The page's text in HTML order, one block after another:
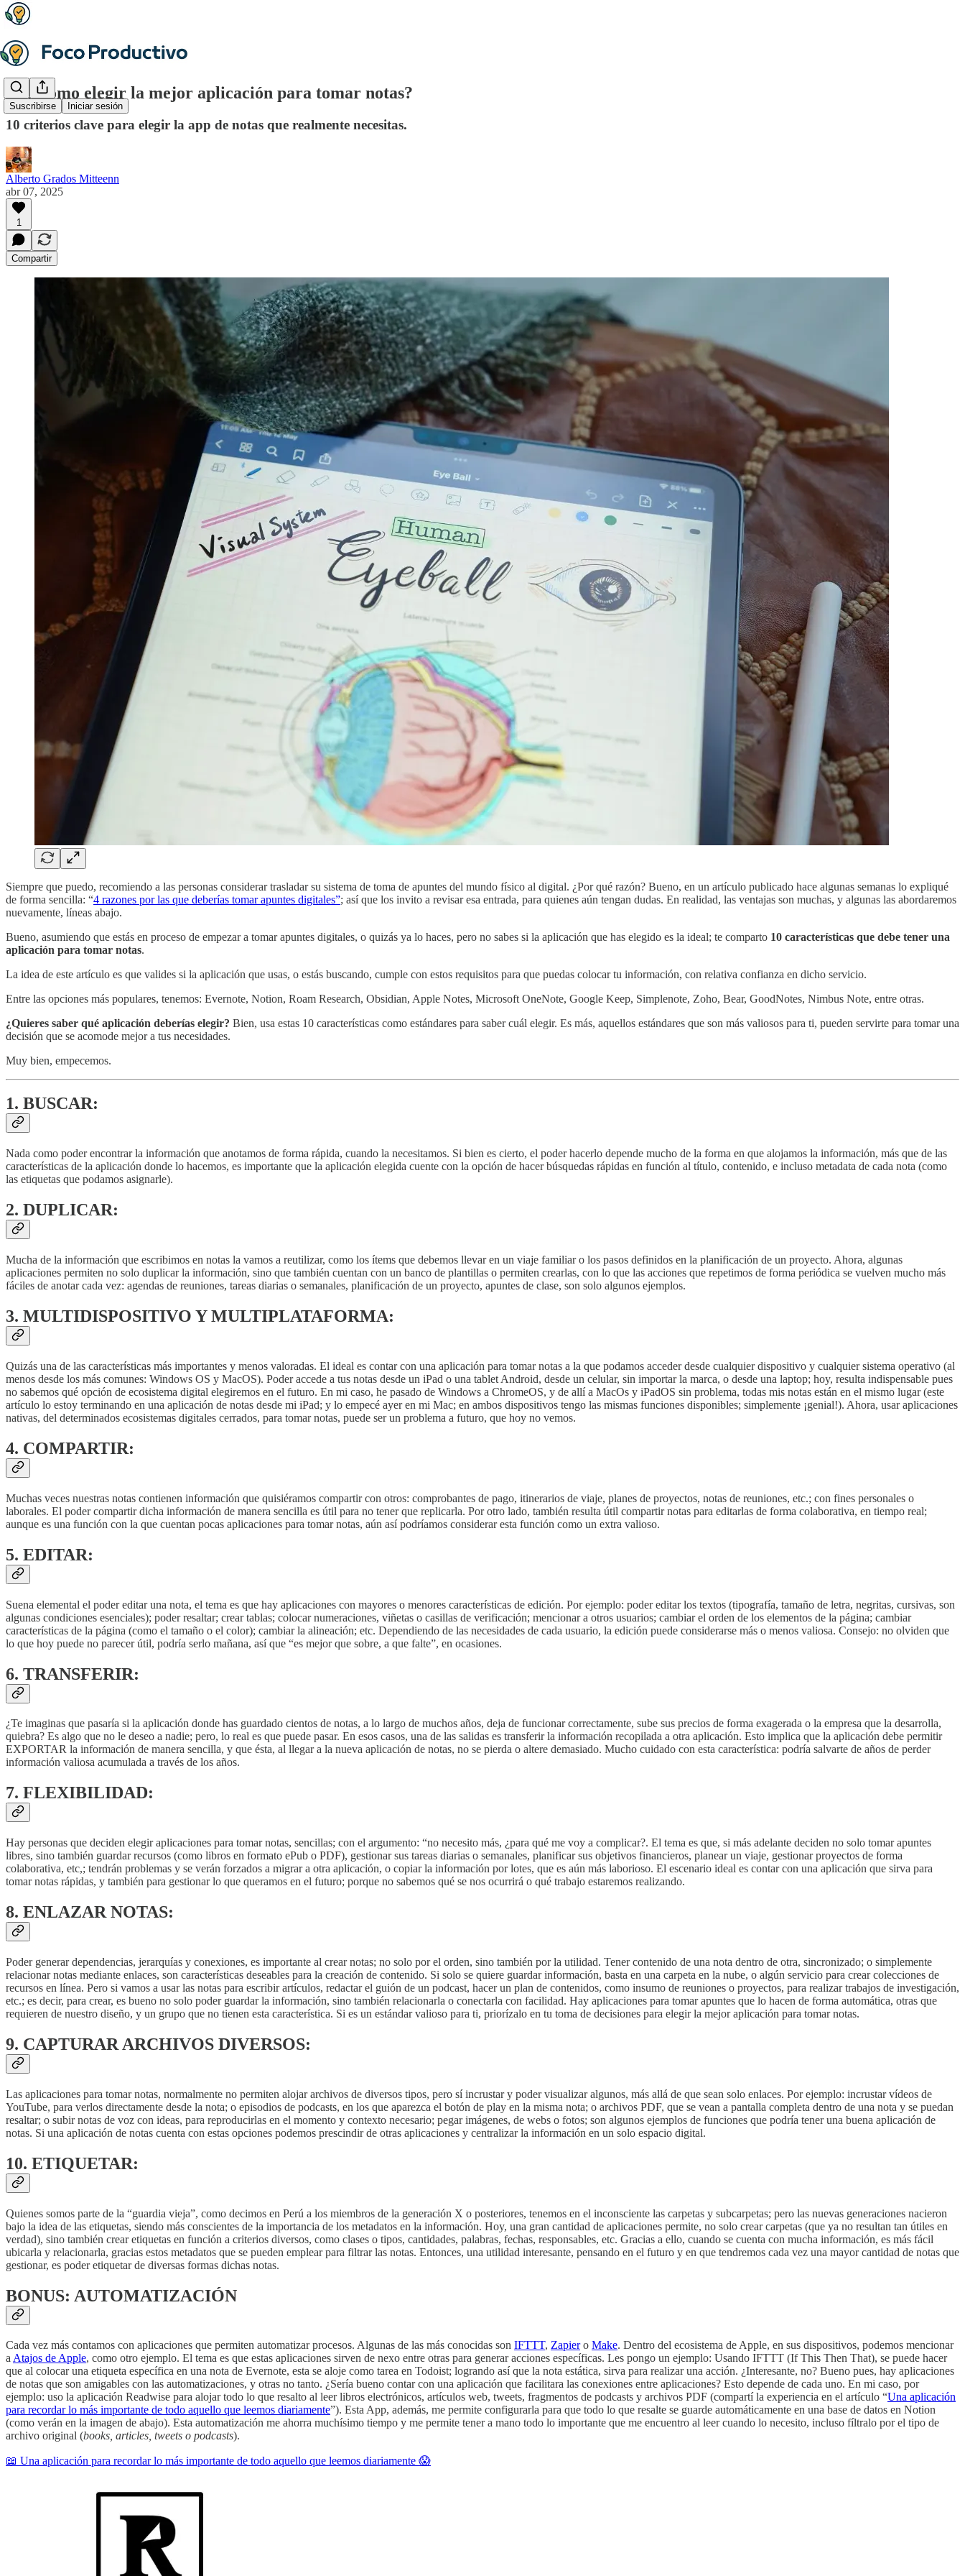
Suscribirse Iniciar sesión
📝 ¿Cómo elegir la mejor aplicación para tomar notas?
10 criterios clave para elegir la app de notas que realmente necesitas.
Alberto Grados Mitteenn
abr 07, 2025
1
Compartir
Siempre que puedo, recomiendo a las personas considerar trasladar su sistema de toma de apuntes del mundo físico al digital. ¿Por qué razón? Bueno, en un artículo publicado hace algunas semanas lo expliqué
de forma sencilla: “4 razones por las que deberías tomar apuntes digitales”; así que los invito a revisar esa entrada, para quienes aún tengan dudas. En realidad, las ventajas son muchas, y algunas las abordaremos
nuevamente, líneas abajo.
Bueno, asumiendo que estás en proceso de empezar a tomar apuntes digitales, o quizás ya lo haces, pero no sabes si la aplicación que has elegido es la ideal; te comparto 10 características que debe tener una
aplicación para tomar notas.
La idea de este artículo es que valides si la aplicación que usas, o estás buscando, cumple con estos requisitos para que puedas colocar tu información, con relativa confianza en dicho servicio.
Entre las opciones más populares, tenemos: Evernote, Notion, Roam Research, Obsidian, Apple Notes, Microsoft OneNote, Google Keep, Simplenote, Zoho, Bear, GoodNotes, Nimbus Note, entre otras.
¿Quieres saber qué aplicación deberías elegir? Bien, usa estas 10 características como estándares para saber cuál elegir. Es más, aquellos estándares que son más valiosos para ti, pueden servirte para tomar una
decisión que se acomode mejor a tus necesidades.
Muy bien, empecemos.
1. BUSCAR:
Nada como poder encontrar la información que anotamos de forma rápida, cuando la necesitamos. Si bien es cierto, el poder hacerlo depende mucho de la forma en que alojamos la información, más que de las
características de la aplicación donde lo hacemos, es importante que la aplicación elegida cuente con la opción de hacer búsquedas rápidas en función al título, contenido, e incluso metadata de cada nota (como
las etiquetas que podamos asignarle).
2. DUPLICAR:
Mucha de la información que escribimos en notas la vamos a reutilizar, como los ítems que debemos llevar en un viaje familiar o los pasos definidos en la planificación de un proyecto. Ahora, algunas
aplicaciones permiten no solo duplicar la información, sino que también cuentan con un banco de plantillas o permiten crearlas, con lo que las acciones que repetimos de forma periódica se vuelven mucho más
fáciles de anotar cada vez: agendas de reuniones, tareas diarias o semanales, planificación de un proyecto, apuntes de clase, son solo algunos ejemplos.
3. MULTIDISPOSITIVO Y MULTIPLATAFORMA:
Quizás una de las características más importantes y menos valoradas. El ideal es contar con una aplicación para tomar notas a la que podamos acceder desde cualquier dispositivo y cualquier sistema operativo (al
menos desde los más comunes: Windows OS y MacOS). Poder accede a tus notas desde un iPad o una tablet Android, desde un celular, sin importar la marca, o desde una laptop; hoy, resulta indispensable pues
no sabemos qué opción de ecosistema digital elegiremos en el futuro. En mi caso, he pasado de Windows a ChromeOS, y de allí a MacOs y iPadOS sin problema, todas mis notas están en el mismo lugar (este
artículo lo estoy terminando en una aplicación de notas desde mi iPad; y lo empecé ayer en mi Mac; en ambos dispositivos tengo las mismas funciones disponibles; simplemente ¡genial!). Ahora, usar aplicaciones
nativas, del determinados ecosistemas digitales cerrados, para tomar notas, puede ser un problema a futuro, que hoy no vemos.
4. COMPARTIR:
Muchas veces nuestras notas contienen información que quisiéramos compartir con otros: comprobantes de pago, itinerarios de viaje, planes de proyectos, notas de reuniones, etc.; con fines personales o
laborales. El poder compartir dicha información de manera sencilla es útil para no tener que replicarla. Por otro lado, también resulta útil compartir notas para editarlas de forma colaborativa, en tiempo real;
aunque es una función con la que cuentan pocas aplicaciones para tomar notas, aún así podríamos considerar esta función como un extra valioso.
5. EDITAR:
Suena elemental el poder editar una nota, el tema es que hay aplicaciones con mayores o menores características de edición. Por ejemplo: poder editar los textos (tipografía, tamaño de letra, negritas, cursivas, son
algunas condiciones esenciales); poder resaltar; crear tablas; colocar numeraciones, viñetas o casillas de verificación; mencionar a otros usuarios; cambiar el orden de los elementos de la página; cambiar
características de la página (como el tamaño o el color); cambiar la alineación; etc. Dependiendo de las necesidades de cada usuario, la edición puede considerarse más o menos valiosa. Consejo: no olviden que
lo que hoy puede no parecer útil, podría serlo mañana, así que “es mejor que sobre, a que falte”, en ocasiones.
6. TRANSFERIR:
¿Te imaginas que pasaría si la aplicación donde has guardado cientos de notas, a lo largo de muchos años, deja de funcionar correctamente, sube sus precios de forma exagerada o la empresa que la desarrolla,
quiebra? Es algo que no le deseo a nadie; pero, lo real es que puede pasar. En esos casos, una de las salidas es transferir la información recopilada a otra aplicación. Esto implica que la aplicación debe permitir
EXPORTAR la información de manera sencilla, y que ésta, al llegar a la nueva aplicación de notas, no se pierda o altere demasiado. Mucho cuidado con esta característica: podría salvarte de años de perder
información valiosa acumulada a través de los años.
7. FLEXIBILIDAD:
Hay personas que deciden elegir aplicaciones para tomar notas, sencillas; con el argumento: “no necesito más, ¿para qué me voy a complicar?. El tema es que, si más adelante deciden no solo tomar apuntes
libres, sino también guardar recursos (como libros en formato ePub o PDF), gestionar sus tareas diarias o semanales, planificar sus objetivos financieros, planear un viaje, gestionar proyectos de forma
colaborativa, etc,; tendrán problemas y se verán forzados a migrar a otra aplicación, o copiar la información por lotes, que es aún más laborioso. El escenario ideal es contar con una aplicación que sirva para
tomar notas rápidas, y también para gestionar lo que queramos en el futuro; porque no sabemos qué se nos ocurrirá o qué trabajo estaremos realizando.
8. ENLAZAR NOTAS:
Poder generar dependencias, jerarquías y conexiones, es importante al crear notas; no solo por el orden, sino también por la utilidad. Tener contenido de una nota dentro de otra, sincronizado; o simplemente
relacionar notas mediante enlaces, son características deseables para la creación de contenido. Si solo se quiere guardar información, basta en una carpeta en la nube, o algún servicio para crear colecciones de
recursos en línea. Pero si vamos a usar las notas para escribir artículos, redactar el guión de un podcast, hacer un plan de contenidos, como insumo de reuniones o proyectos, para realizar trabajos de investigación,
etc.; es decir, para crear, es bueno no solo poder guardar la información, sino también relacionarla o conectarla con facilidad. Hay aplicaciones para tomar apuntes que lo hacen de forma automática, otras que
requieren de nuestro diseño, y un grupo que no tienen esta característica. Si es un estándar valioso para ti, priorízalo en tu toma de decisiones para elegir la mejor aplicación para tomar notas.
9. CAPTURAR ARCHIVOS DIVERSOS:
Las aplicaciones para tomar notas, normalmente no permiten alojar archivos de diversos tipos, pero sí incrustar y poder visualizar algunos, más allá de que sean solo enlaces. Por ejemplo: incrustar vídeos de
YouTube, para verlos directamente desde la nota; o episodios de podcasts, en los que aparezca el botón de play en la misma nota; o archivos PDF, que se vean a pantalla completa dentro de una nota y se puedan
resaltar; o subir notas de voz con ideas, para reproducirlas en el momento y contexto necesario; pegar imágenes, de webs o fotos; son algunos ejemplos de funciones que podría tener una buena aplicación de
notas. Si una aplicación de notas cuenta con estas opciones podemos prescindir de otras aplicaciones y centralizar la información en un solo espacio digital.
10. ETIQUETAR:
Quienes somos parte de la “guardia vieja”, como decimos en Perú a los miembros de la generación X o posteriores, tenemos en el inconsciente las carpetas y subcarpetas; pero las nuevas generaciones nacieron
bajo la idea de las etiquetas, siendo más conscientes de la importancia de los metadatos en la información. Hoy, una gran cantidad de aplicaciones permite, no solo crear carpetas (que ya no resultan tan útiles en
verdad), sino también crear etiquetas en función a criterios diversos, como clases o tipos, cantidades, palabras, fechas, responsables, etc. Gracias a ello, cuando se cuenta con mucha información, es más fácil
ubicarla y relacionarla, gracias estos metadatos que se pueden emplear para filtrar las notas. Entonces, una utilidad interesante, pensando en el futuro y en que tendremos cada vez una mayor cantidad de notas que
gestionar, es poder etiquetar de diversas formas dichas notas.
BONUS: AUTOMATIZACIÓN
Cada vez más contamos con aplicaciones que permiten automatizar procesos. Algunas de las más conocidas son IFTTT, Zapiero Make. Dentro del ecosistema de Apple, en sus dispositivos, podemos mencionar
aAtajos de Apple, como otro ejemplo. El tema es que estas aplicaciones sirven de nexo entre otras para generar acciones específicas. Les pongo un ejemplo: Usando IFTTT (If This Then That), se puede hacer
que al colocar una etiqueta específica en una nota de Evernote, esta se aloje como tarea en Todoist; logrando así que la nota estática, sirva para realizar una acción. ¿Interesante, no? Bueno pues, hay aplicaciones
de notas que son amigables con las automatizaciones, y otras no tanto. ¿Sería bueno contar con una aplicación que facilitara las conexiones entre aplicaciones? Esto depende de cada uno. En mi caso, por
ejemplo: uso la aplicación Readwise para alojar todo lo que resalto al leer libros electrónicos, artículos web, tweets, fragmentos de podcasts y archivos PDF (compartí la experiencia en el artículo “Una aplicación
para recordar lo más importante de todo aquello que leemos diariamente”). Esta App, además, me permite configurarla para que todo lo que resalte se guarde automáticamente en una base de datos en Notion
(como verán en la imagen de abajo). Esta automatización me ahorra muchísimo tiempo y me permite tener a mano todo lo importante que me encuentro al leer cuando lo necesito, incluso fíltralo por el tipo de
archivo original (books, articles, tweets o podcasts).
📖 Una aplicación para recordar lo más importante de todo aquello que leemos diariamente 😱